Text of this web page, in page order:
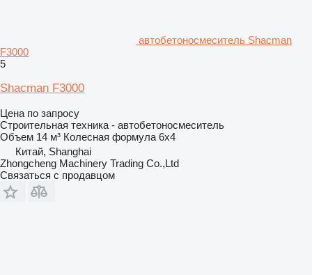
автобетоносмеситель Shacman
F3000
5
Shacman F3000
Цена по запросу
Строительная техника - автобетоносмеситель
Объем 14 м³ Колесная формула 6x4
Китай, Shanghai
Zhongcheng Machinery Trading Co.,Ltd
Связаться с продавцом